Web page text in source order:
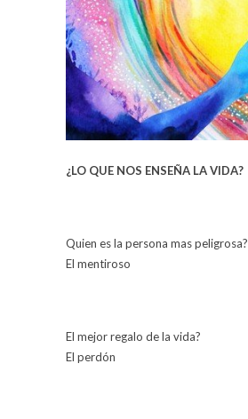
¿LO QUE NOS ENSEÑA LA VIDA?
Quien es la persona mas peligrosa?
El mentiroso
El mejor regalo de la vida?
El perdón